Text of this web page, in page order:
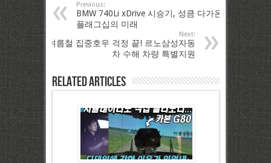
Previous:
BMW 740Li xDrive 시승기, 성큼 다가온
플래그십의 미래
Next:
여름철 집중호우 걱정 끝! 르노삼성자동
차 수해 차량 특별지원
Related Articles